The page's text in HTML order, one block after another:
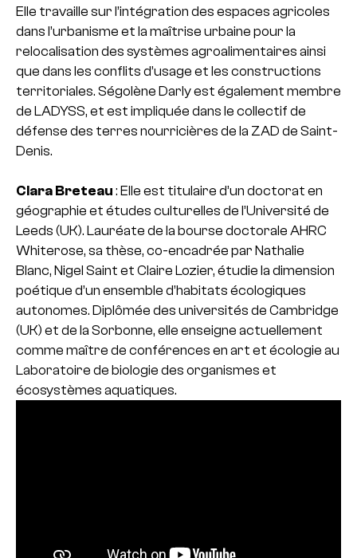
Elle travaille sur l’intégration des espaces agricoles
dans l’urbanisme et la maîtrise urbaine pour la
relocalisation des systèmes agroalimentaires ainsi
que dans les conflits d’usage et les constructions
territoriales. Ségolène Darly est également membre
de LADYSS, et est impliquée dans le collectif de
défense des terres nourricières de la ZAD de Saint-
Denis.
Clara Breteau : Elle est titulaire d’un doctorat en
géographie et études culturelles de l’Université de
Leeds (UK). Lauréate de la bourse doctorale AHRC
Whiterose, sa thèse, co-encadrée par Nathalie
Blanc, Nigel Saint et Claire Lozier, étudie la dimension
poétique d’un ensemble d’habitats écologiques
autonomes. Diplômée des universités de Cambridge
(UK) et de la Sorbonne, elle enseigne actuellement
comme maître de conférences en art et écologie au
Laboratoire de biologie des organismes et
écosystèmes aquatiques.